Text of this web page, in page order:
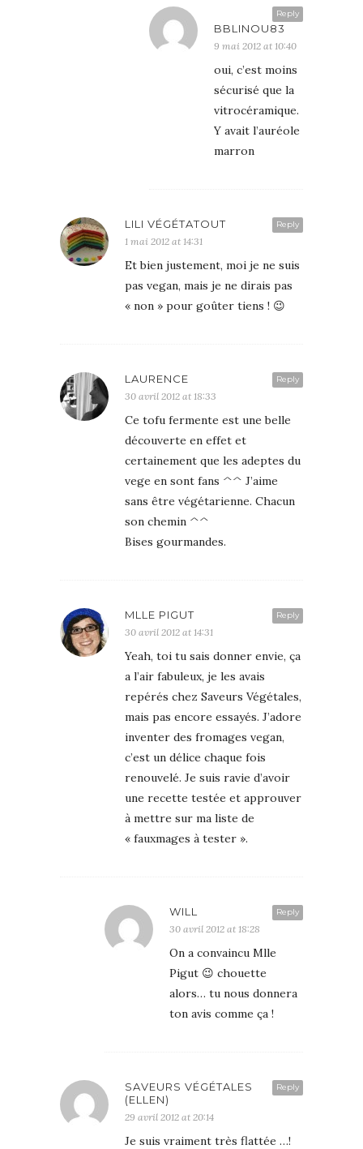
Reply
BBLINOU83
9 mai 2012 at 10:40
oui, c’est moins
sécurisé que la
vitrocéramique.
Y avait l’auréole
marron
Reply
LILI VÉGÉTATOUT
1 mai 2012 at 14:31
Et bien justement, moi je ne suis
pas vegan, mais je ne dirais pas
« non » pour goûter tiens ! 😉
Reply
LAURENCE
30 avril 2012 at 18:33
Ce tofu fermente est une belle
découverte en effet et
certainement que les adeptes du
vege en sont fans ^^ J’aime
sans être végétarienne. Chacun
son chemin ^^
Bises gourmandes.
Reply
MLLE PIGUT
30 avril 2012 at 14:31
Yeah, toi tu sais donner envie, ça
a l’air fabuleux, je les avais
repérés chez Saveurs Végétales,
mais pas encore essayés. J’adore
inventer des fromages vegan,
c’est un délice chaque fois
renouvelé. Je suis ravie d’avoir
une recette testée et approuver
à mettre sur ma liste de
« fauxmages à tester ».
Reply
WILL
30 avril 2012 at 18:28
On a convaincu Mlle
Pigut 😉 chouette
alors… tu nous donnera
ton avis comme ça !
Reply
SAVEURS VÉGÉTALES
(ELLEN)
29 avril 2012 at 20:14
Je suis vraiment très flattée …!